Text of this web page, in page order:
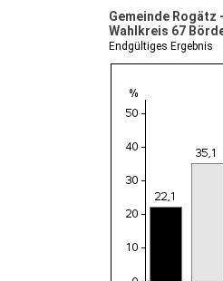
Gemeinde Rogätz
Wahlkreis 67
Endgültiges Ergebnis